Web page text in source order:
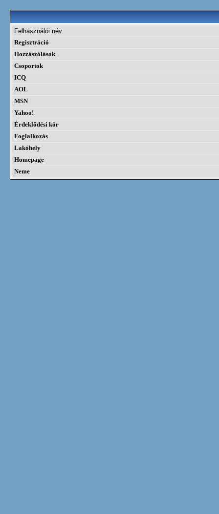
Felhasználói név
Regisztráció
Hozzászólások
Csoportok
ICQ
AOL
MSN
Yahoo!
Érdeklődési kör
Foglalkozás
Lakóhely
Homepage
Neme